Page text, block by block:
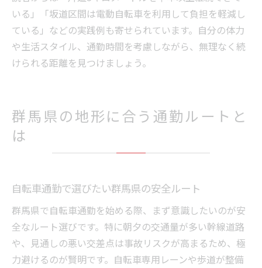
いる」「坂道区間は電動自転車を利用して負担を軽減し
ている」などの実践例も寄せられています。自分の体力
や生活スタイル、通勤時間を考慮しながら、無理なく続
けられる距離を見つけましょう。
群馬県の地形に合う通勤ルートと
は
自転車通勤で選びたい群馬県の安全ルート
群馬県で自転車通勤を始める際、まず意識したいのが安
全なルート選びです。特に朝夕の交通量が多い幹線道路
や、見通しの悪い交差点は事故リスクが高まるため、極
力避けるのが賢明です。自転車専用レーンや歩道が整備